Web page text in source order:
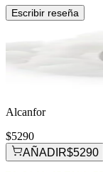
Escribir reseña
Alcanfor
$5290
AÑADIR$5290